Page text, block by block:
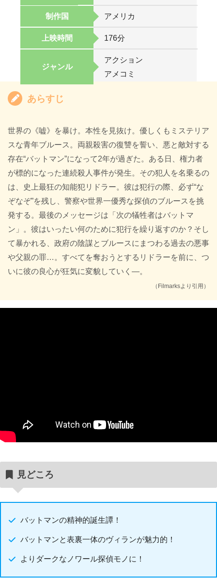
制作国 アメリカ
上映時間 176分
ジャンル
アクション
アメコミ
あらすじ
世界の《嘘》を暴け。本性を見抜け。優しくもミステリア
スな青年ブルース。両親殺害の復讐を誓い、悪と敵対する
存在“バットマン”になって2年が過ぎた。ある日、権力者
が標的になった連続殺人事件が発生。その犯人を名乗るの
は、史上最狂の知能犯リドラー。彼は犯行の際、必ず“な
ぞなぞ”を残し、警察や世界一優秀な探偵のブルースを挑
発する。最後のメッセージは「次の犠牲者はバットマ
ン」。彼はいったい何のために犯行を繰り返すのか？そし
て暴かれる、政府の陰謀とブルースにまつわる過去の悪事
や父親の罪…。すべてを奪おうとするリドラーを前に、つ
いに彼の良心が狂気に変貌していく―。
（Filmarksより引用）
見どころ
バットマンの精神的誕生譚！
バットマンと表裏一体のヴィランが魅力的！
よりダークなノワール探偵モノに！